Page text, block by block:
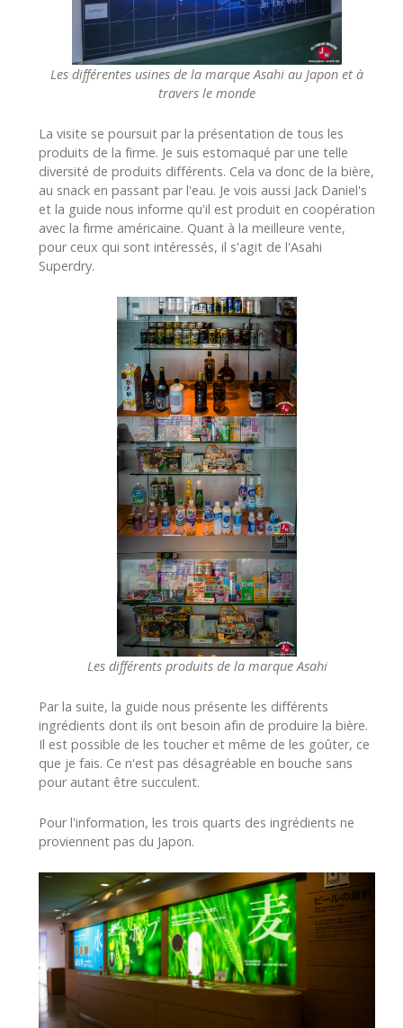
Les différentes usines de la marque Asahi au Japon et à
travers le monde
La visite se poursuit par la présentation de tous les
produits de la firme. Je suis estomaqué par une telle
diversité de produits différents. Cela va donc de la bière,
au snack en passant par l'eau. Je vois aussi Jack Daniel's
et la guide nous informe qu'il est produit en coopération
avec la firme américaine. Quant à la meilleure vente,
pour ceux qui sont intéressés, il s'agit de l'Asahi
Superdry.
Les différents produits de la marque Asahi
Par la suite, la guide nous présente les différents
ingrédients dont ils ont besoin afin de produire la bière.
Il est possible de les toucher et même de les goûter, ce
que je fais. Ce n'est pas désagréable en bouche sans
pour autant être succulent.
Pour l'information, les trois quarts des ingrédients ne
proviennent pas du Japon.